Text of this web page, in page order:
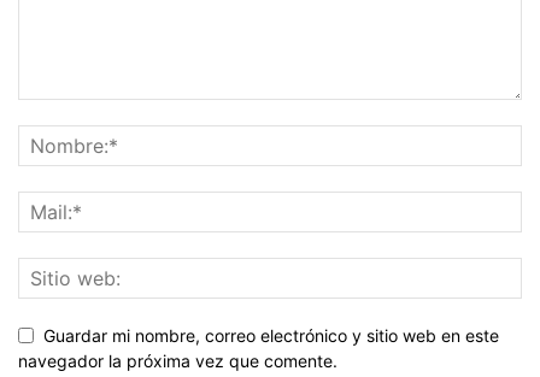
Guardar mi nombre, correo electrónico y sitio web en este
navegador la próxima vez que comente.